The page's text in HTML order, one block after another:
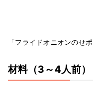
「フライドオニオンのせ
材料（3～4人前）